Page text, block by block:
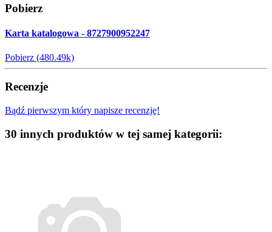
Pobierz
Karta katalogowa - 8727900952247
Pobierz (480.49k)
Recenzje
Bądź pierwszym który napisze recenzję!
30 innych produktów w tej samej kategorii: